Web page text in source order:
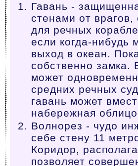
Гавань -
стенами от
для речных
если когда-
выход в океан.
собственно замка.
может
средних речных
гавань может
набережная
Волнорез - чудо
себе стену 11
Коридор,
позволяет